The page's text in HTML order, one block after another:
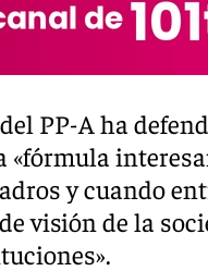
PP-A ha
«fórmula
y cuando
de visión de la